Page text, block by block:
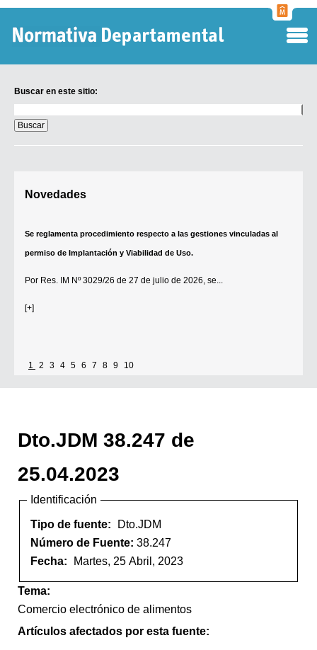
Buscar en este sitio:
en
este
sitio:
Novedades
Se reglamenta procedimiento respecto a las gestiones vinculadas al
permiso de Implantación y Viabilidad de Uso.
Por Res. IM Nº 3029/26 de 27 de julio de 2026, se...
[+]
1 2 3 4 5 6 7 8 9 10
Dto.JDM 38.247 de
25.04.2023
Identificación
Tipo de fuente:
Dto.JDM
Número de Fuente: 38.247
Fecha:
Martes, 25 Abril, 2023
Tema:
Comercio electrónico de alimentos
Artículos afectados por esta fuente: